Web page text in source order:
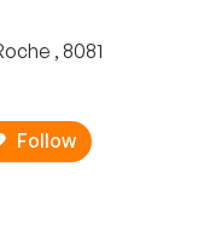
, 8081
Follow